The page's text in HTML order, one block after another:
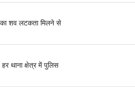
शव लटकता मिलने से
थाना क्षेत्र में पुलिस